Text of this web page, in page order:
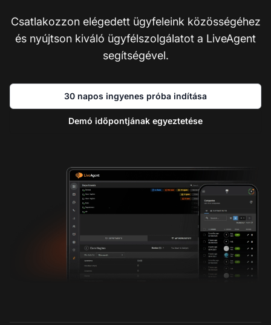
Csatlakozzon elégedett ügyfeleink közösségéhez
és nyújtson kiváló ügyfélszolgálatot a LiveAgent
segítségével.
30 napos ingyenes próba indítása
Demó időpontjának egyeztetése